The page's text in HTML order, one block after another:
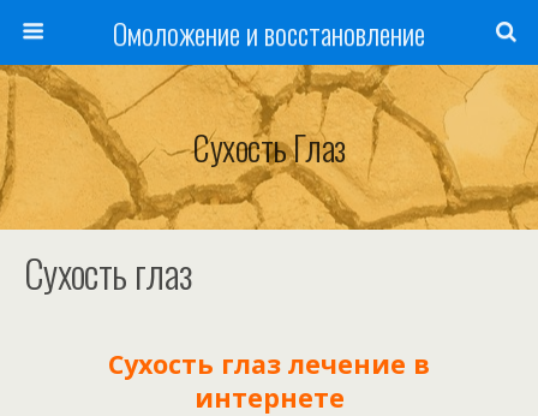
Омоложение и восстановление
Сухость Глаз
Сухость глаз
Сухость глаз лечение в
интернете